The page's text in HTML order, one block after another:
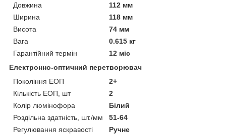
Довжина
112 мм
Ширина
118 мм
Висота
74 мм
Вага
0.615 кг
Гарантійний термін
12 міс
Електронно-оптичний перетворювач
Покоління ЕОП
2+
Кількість ЕОП, шт
2
Колір люмінофора
Білий
Роздільна здатність, шт./мм
51-64
Регулювання яскравості
Ручне